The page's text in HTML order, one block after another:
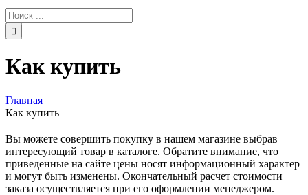
Поиск:
Как купить
Главная
Как купить
Вы можете совершить покупку в нашем магазине выбрав
интересующий товар в каталоге. Обратите внимание, что
приведенные на сайте цены носят информационный характер
и могут быть изменены. Окончательный расчет стоимости
заказа осуществляется при его оформлении менеджером.